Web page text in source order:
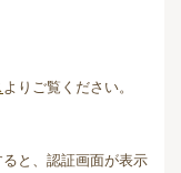
よりご覧ください。
と、認証画面が表示